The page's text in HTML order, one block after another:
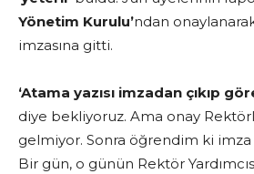
Yönetim Kurulu’ndan
imzasına gitti.
‘Atama yazısı imzadan çıkıp
diye bekliyoruz. Ama onay
gelmiyor. Sonra öğrendim ki imza
Bir gün, o günün Rektör